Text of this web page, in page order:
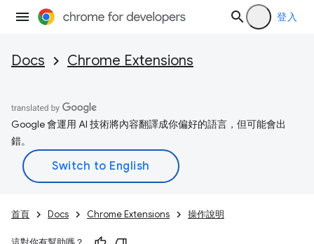
登入
Docs Chrome Extensions
Google 會運用 AI 技術將內容翻譯成你偏好的語言，但可能會出
錯。
首頁 Docs Chrome Extensions 操作說明